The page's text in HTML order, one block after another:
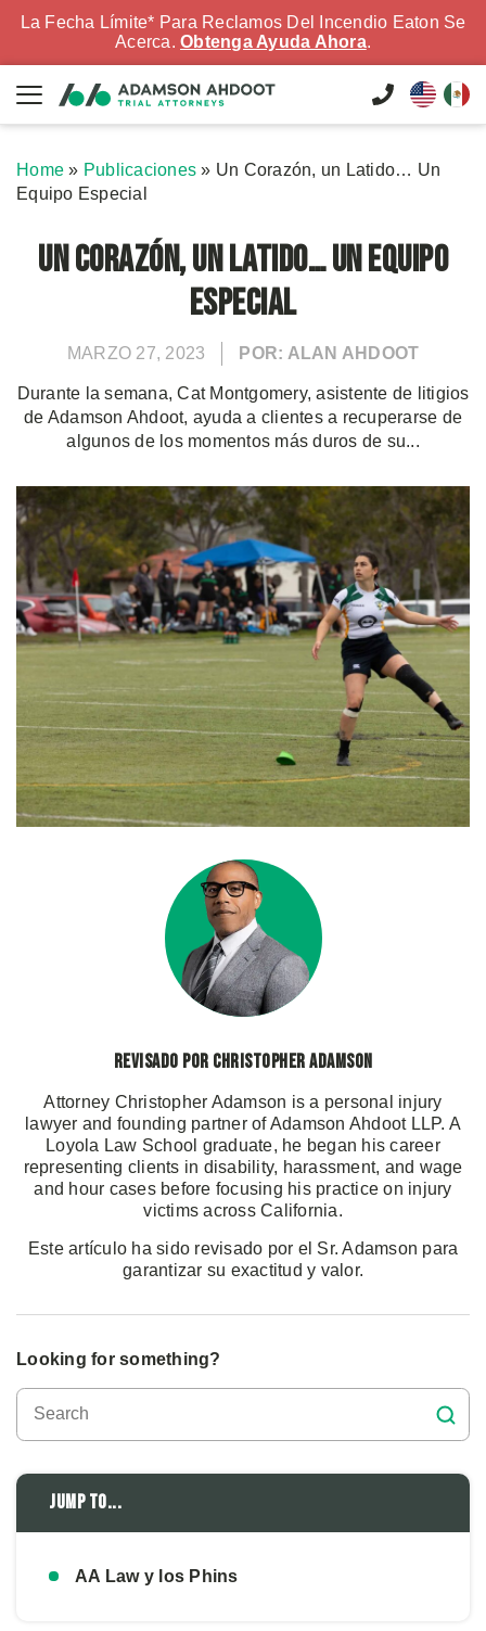
La Fecha Límite* Para Reclamos Del Incendio Eaton Se
Acerca. Obtenga Ayuda Ahora.
Home » Publicaciones » Un Corazón, un Latido… Un
Equipo Especial
Un Corazón, un Latido… Un Equipo
Especial
MARZO 27, 2023 POR: ALAN AHDOOT
Durante la semana, Cat Montgomery, asistente de litigios
de Adamson Ahdoot, ayuda a clientes a recuperarse de
algunos de los momentos más duros de su...
Revisado por Christopher Adamson
Attorney Christopher Adamson is a personal injury
lawyer and founding partner of Adamson Ahdoot LLP. A
Loyola Law School graduate, he began his career
representing clients in disability, harassment, and wage
and hour cases before focusing his practice on injury
victims across California.
Este artículo ha sido revisado por el Sr. Adamson para
garantizar su exactitud y valor.
Looking for something?
Jump to...
AA Law y los Phins